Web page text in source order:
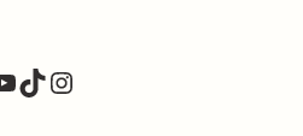
TikTok
Instagram